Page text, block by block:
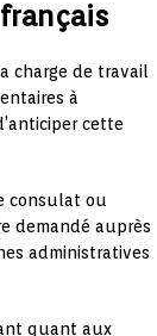
charge de travail
à
cette
consulat ou
demandé auprès
administratives
quant aux